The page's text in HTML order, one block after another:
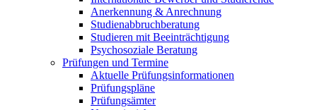
Anerkennung & Anrechnung
Studienabbruchberatung
Studieren mit Beeinträchtigung
Psychosoziale Beratung
Prüfungen und Termine
Aktuelle Prüfungsinformationen
Prüfungspläne
Prüfungsämter